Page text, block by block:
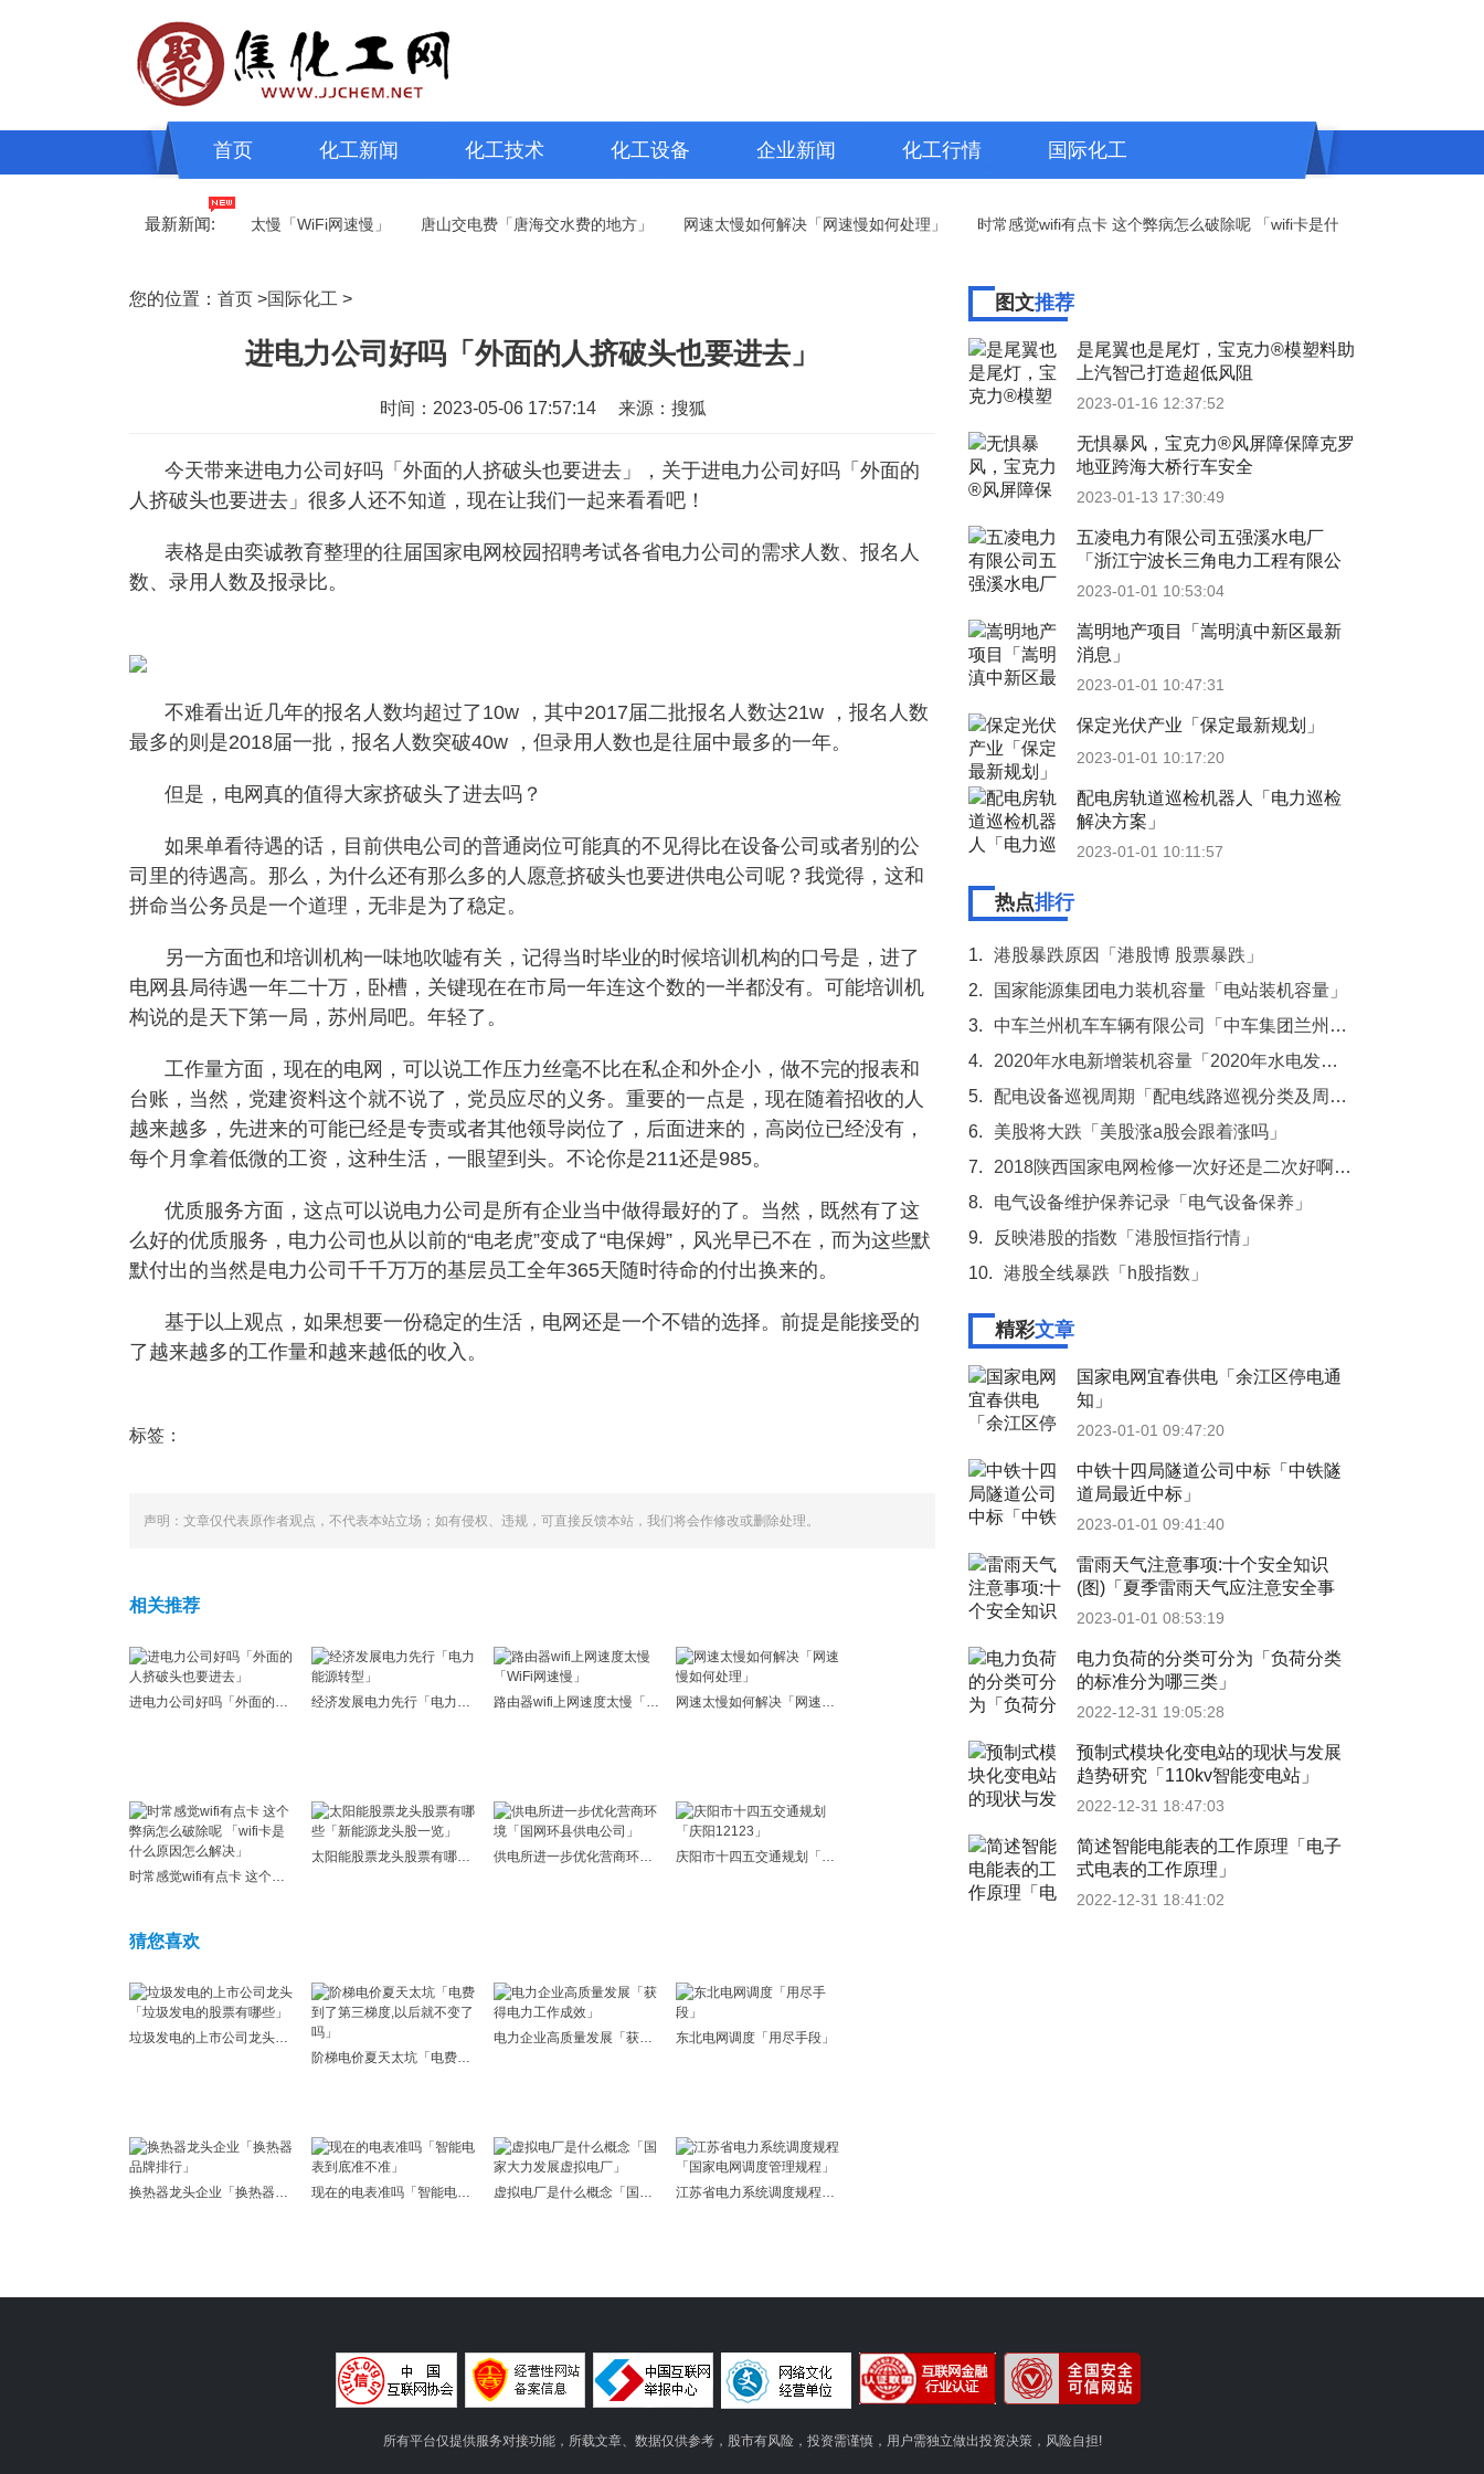
首页 化工新闻 化工技术 化工设备 企业新闻 化工行情 国际化工
最新新闻:
路由器wifi上网速度太慢「WiFi网速慢」 唐山交电费「唐海交水费的地方」 网速太慢如何解决「网速慢如何处理」 时常感觉wifi有点卡 这个弊病怎么破除呢 「wifi卡是什么原因怎么解决」
您的位置： 首页 >国际化工 >
进电力公司好吗「外面的人挤破头也要进去」
时间：2023-05-06 17:57:14 来源：搜狐
今天带来进电力公司好吗「外面的人挤破头也要进去」，关于进电力公司好吗「外面的
人挤破头也要进去」很多人还不知道，现在让我们一起来看看吧！
表格是由奕诚教育整理的往届国家电网校园招聘考试各省电力公司的需求人数、报名人
数、录用人数及报录比。
不难看出近几年的报名人数均超过了10w ，其中2017届二批报名人数达21w ，报名人数
最多的则是2018届一批，报名人数突破40w ，但录用人数也是往届中最多的一年。
但是，电网真的值得大家挤破头了进去吗？
如果单看待遇的话，目前供电公司的普通岗位可能真的不见得比在设备公司或者别的公
司里的待遇高。那么，为什么还有那么多的人愿意挤破头也要进供电公司呢？我觉得，这和
拼命当公务员是一个道理，无非是为了稳定。
另一方面也和培训机构一味地吹嘘有关，记得当时毕业的时候培训机构的口号是，进了
电网县局待遇一年二十万，卧槽，关键现在在市局一年连这个数的一半都没有。可能培训机
构说的是天下第一局，苏州局吧。年轻了。
工作量方面，现在的电网，可以说工作压力丝毫不比在私企和外企小，做不完的报表和
台账，当然，党建资料这个就不说了，党员应尽的义务。重要的一点是，现在随着招收的人
越来越多，先进来的可能已经是专责或者其他领导岗位了，后面进来的，高岗位已经没有，
每个月拿着低微的工资，这种生活，一眼望到头。不论你是211还是985。
优质服务方面，这点可以说电力公司是所有企业当中做得最好的了。当然，既然有了这
么好的优质服务，电力公司也从以前的“电老虎”变成了“电保姆”，风光早已不在，而为这些默
默付出的当然是电力公司千千万万的基层员工全年365天随时待命的付出换来的。
基于以上观点，如果想要一份稳定的生活，电网还是一个不错的选择。前提是能接受的
了越来越多的工作量和越来越低的收入。
标签：
声明：文章仅代表原作者观点，不代表本站立场；如有侵权、违规，可直接反馈本站，我们将会作修改或删除处理。
相关推荐
进电力公司好吗「外面的人挤破头也要进去」 经济发展电力先行「电力能源转型」 路由器wifi上网速度太慢「WiFi网速慢」 网速太慢如何解决「网速慢如何处理」
时常感觉wifi有点卡 这个弊病怎么破除呢 「wifi卡是什么原因怎么解决」
太阳能股票龙头股票有哪些「新能源龙头股一览」 供电所进一步优化营商环境「国网环县供电公司」 庆阳市十四五交通规划「庆阳12123」
猜您喜欢
垃圾发电的上市公司龙头「垃圾发电的股票有哪些」
阶梯电价夏天太坑「电费到了第三梯度,以后就不变了吗」
电力企业高质量发展「获得电力工作成效」 东北电网调度「用尽手段」
换热器龙头企业「换热器品牌排行」 现在的电表准吗「智能电表到底准不准」 虚拟电厂是什么概念「国家大力发展虚拟电厂」 江苏省电力系统调度规程「国家电网调度管理规程」
图文推荐
是尾翼也是尾灯，宝克力®模塑料助
上汽智己打造超低风阻
2023-01-16 12:37:52
无惧暴风，宝克力®风屏障保障克罗
地亚跨海大桥行车安全
2023-01-13 17:30:49
五凌电力有限公司五强溪水电厂
「浙江宁波长三角电力工程有限公
司」
2023-01-01 10:53:04
嵩明地产项目「嵩明滇中新区最新
消息」
2023-01-01 10:47:31
保定光伏产业「保定最新规划」
2023-01-01 10:17:20
配电房轨道巡检机器人「电力巡检
解决方案」
2023-01-01 10:11:57
热点排行
1.
港股暴跌原因「港股博 股票暴跌」
2.
国家能源集团电力装机容量「电站装机容量」
3.
中车兰州机车车辆有限公司「中车集团兰州机车有限公司」
4.
2020年水电新增装机容量「2020年水电发电量」
5.
配电设备巡视周期「配电线路巡视分类及周期」
6.
美股将大跌「美股涨a股会跟着涨吗」
7.
2018陕西国家电网检修一次好还是二次好啊「国网陕西省电力公司检修公司」
8.
电气设备维护保养记录「电气设备保养」
9.
反映港股的指数「港股恒指行情」
10.
港股全线暴跌「h股指数」
精彩文章
国家电网宜春供电「余江区停电通
知」
2023-01-01 09:47:20
中铁十四局隧道公司中标「中铁隧
道局最近中标」
2023-01-01 09:41:40
雷雨天气注意事项:十个安全知识
(图)「夏季雷雨天气应注意安全事
项」
2023-01-01 08:53:19
电力负荷的分类可分为「负荷分类
的标准分为哪三类」
2022-12-31 19:05:28
预制式模块化变电站的现状与发展
趋势研究「110kv智能变电站」
2022-12-31 18:47:03
简述智能电能表的工作原理「电子
式电表的工作原理」
2022-12-31 18:41:02
所有平台仅提供服务对接功能，所载文章、数据仅供参考，股市有风险，投资需谨慎，用户需独立做出投资决策，风险自担!